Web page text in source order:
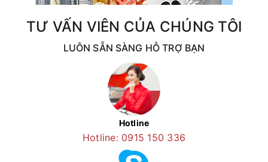
TƯ VẤN VIÊN CỦA CHÚNG TÔI
LUÔN SẴN SÀNG HỖ TRỢ BẠN
Hotline
Hotline: 0915 150 336